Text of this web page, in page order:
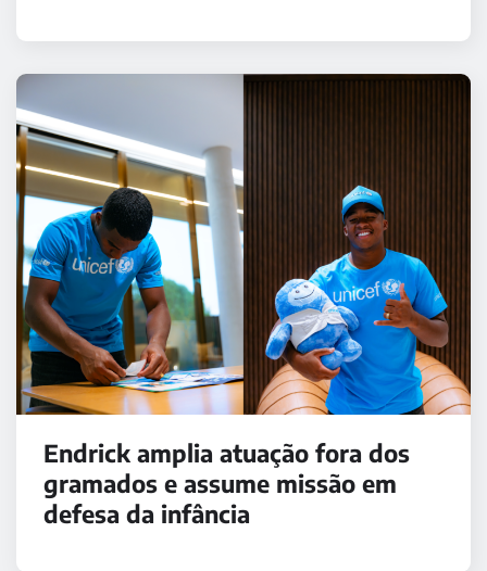
Endrick amplia atuação fora dos
gramados e assume missão em
defesa da infância